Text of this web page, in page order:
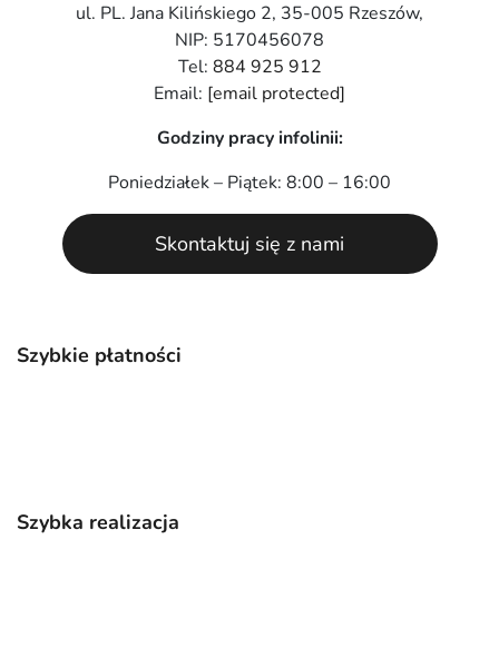
Szybkie płatności
Szybka realizacja
ul. PL. Jana Kilińskiego 2, 35-005 Rzeszów,
NIP: 5170456078
Tel: 884 925 912
Email: [email protected]
Godziny pracy infolinii:
Poniedziałek – Piątek: 8:00 – 16:00
Skontaktuj się z nami